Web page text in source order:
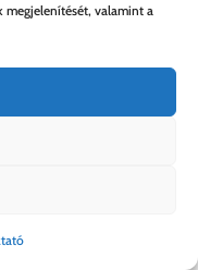
megjelenítését, valamint a
1-33